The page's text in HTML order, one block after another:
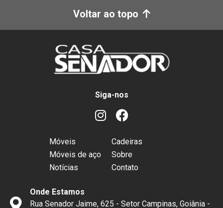
Voltar ao topo
Siga-nos
Móveis
Cadeiras
Móveis de aço
Sobre
Notícias
Contato
Onde Estamos
Rua Senador Jaime, 625 - Setor Campinas, Goiânia -